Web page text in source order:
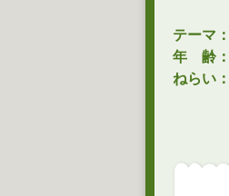
テーマ：
年 齢：
ねらい：